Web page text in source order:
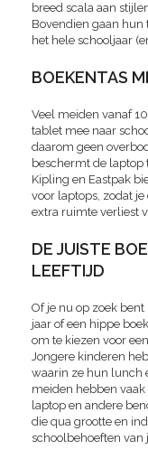
breed scala aan
Bovendien gaan hun
het hele schooljaar
BOEKENTAS
Veel meiden vanaf
tablet mee naar
daarom geen
beschermt de laptop
Kipling en Eastpak
voor laptops, zodat
extra ruimte verliest
DE JUISTE
LEEFTIJD
Of je nu op zoek
jaar of een hippe
om te kiezen voor
Jongere kinderen
waarin ze hun lunch
meiden hebben
laptop en andere
die qua grootte en
schoolbehoeften van